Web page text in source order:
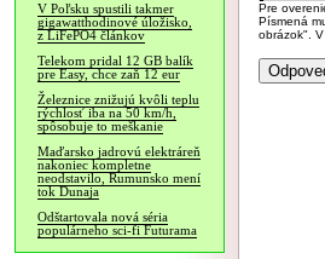
V Poľsku spustili takmer
gigawatthodinové úložisko,
z LiFePO4 článkov
Telekom pridal 12 GB balík
pre Easy, chce zaň 12 eur
Železnice znižujú kvôli teplu
rýchlosť iba na 50 km/h,
spôsobuje to meškanie
Maďarsko jadrovú elektráreň
nakoniec kompletne
neodstavilo, Rumunsko mení
tok Dunaja
Odštartovala nová séria
populárneho sci-fi Futurama
Pre
Písmená
obrázok".